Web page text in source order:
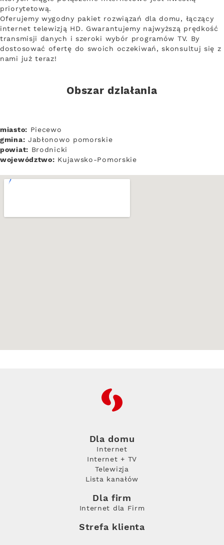
priorytetową.
Oferujemy wygodny pakiet rozwiązań dla domu, łączący
internet telewizją HD. Gwarantujemy najwyższą prędkość
transmisji danych i szeroki wybór programów TV. By
dostosować ofertę do swoich oczekiwań, skonsultuj się z
nami już teraz!
Obszar działania
miasto: Piecewo
gmina: Jabłonowo pomorskie
powiat: Brodnicki
województwo: Kujawsko-Pomorskie
RFC
Dla domu
Internet
Internet + TV
Telewizja
Lista kanałów
Dla firm
Internet dla Firm
Strefa klienta